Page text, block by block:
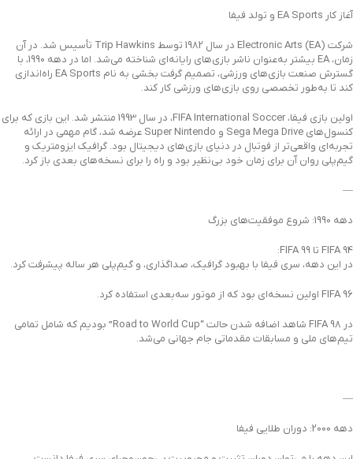
آغاز کار EA Sports و تولد فیفا
شرکت Electronic Arts (EA) در سال 1982 توسط Trip Hawkins تأسیس شد. در آن
زمان، EA بیشتر به‌عنوان ناشر بازی‌های رایانه‌ای شناخته می‌شد. اما در دهه 1990، با
گسترش صنعت بازی‌های ورزشی، تصمیم گرفت بخشی به نام EA Sports راه‌اندازی
کند تا به‌طور تخصصی روی بازی‌های ورزشی کار کند.
اولین بازی فیفا، FIFA International Soccer، در سال 1993 منتشر شد. این بازی که برای
کنسول‌های Sega Mega Drive و Super Nintendo عرضه شد، گام مهمی در ارائه
تجربه‌ای واقعی‌تر از فوتبال در دنیای بازی‌های دیجیتال بود. گرافیک ایزومتریک و
گیم‌پلی روان آن برای زمان خود بی‌نظیر بود و راه را برای نسخه‌های بعدی باز کرد.
—
دهه 1990: شروع موفقیت‌های بزرگ
FIFA 94 تا FIFA 99:
در این دهه، سری فیفا با بهبود گرافیک، صداگذاری، و گیم‌پلی هر ساله پیشرفت کرد.
FIFA 96 اولین نسخه‌ای بود که از موتور سه‌بعدی استفاده کرد.
در FIFA 98 شاهد اضافه شدن حالت “Road to World Cup” بودیم که شامل تمامی
تیم‌های ملی و مسابقات مقدماتی جام جهانی می‌شد.
—
دهه 2000: دوران طلایی فیفا